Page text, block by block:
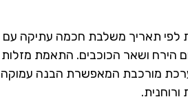
לפי תאריך משלבת חכמה עתיקה עם
הירח ושאר הכוכבים. התאמת
מערכת מורכבת המאפשרת הבנה